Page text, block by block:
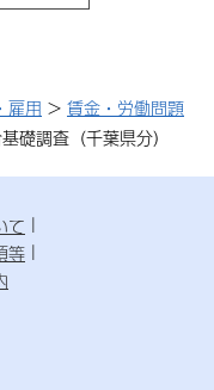
雇用 > 賃金・労働問題
礎調査（千葉県分）
て
等